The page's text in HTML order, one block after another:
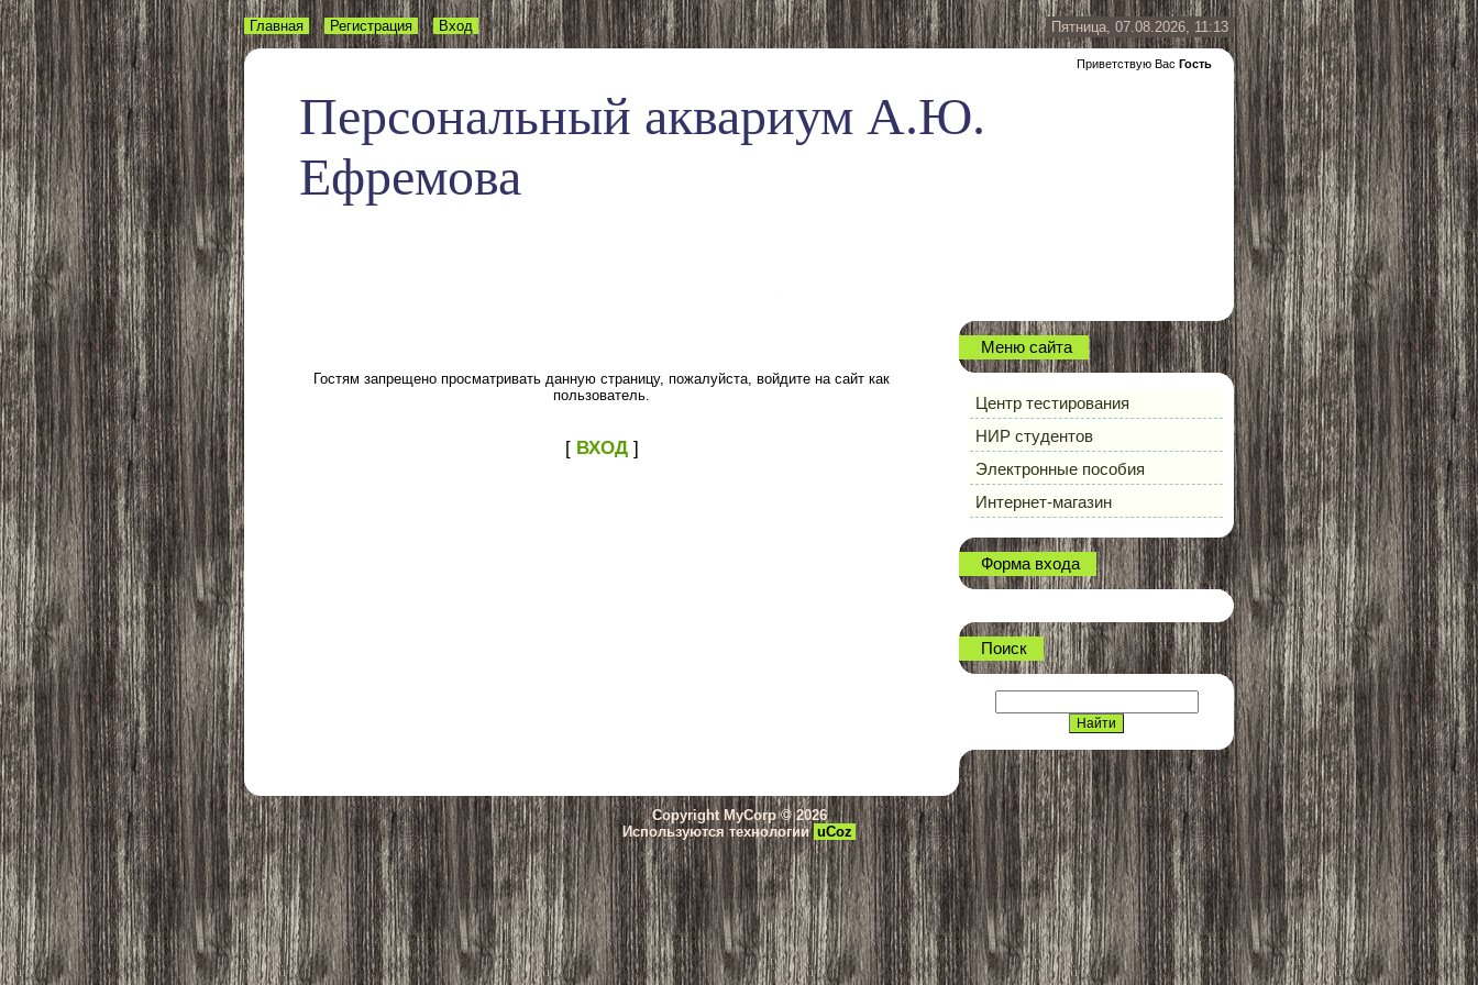
Пятница, 07.08.2026, 11:13
Приветствую Вас Гость
Персональный аквариум А.Ю.
Ефремова
Главная Регистрация Вход
Гостям запрещено просматривать данную страницу, пожалуйста, войдите на сайт как
пользователь.
[ ВХОД]
Меню сайта
Центр тестирования
НИР студентов
Электронные пособия
Интернет-магазин
Форма входа
Поиск
Copyright MyCorp © 2026
Используются технологии uCoz